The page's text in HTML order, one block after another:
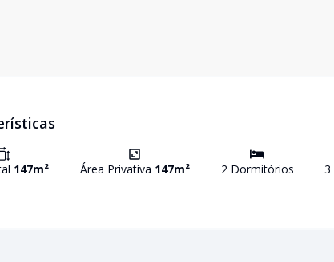
147m² Área Privativa 147m² 2Dormitórios 3